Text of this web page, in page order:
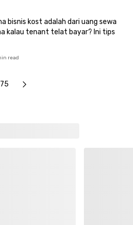
bisnis kost adalah dari uang sewa
kalau tenant telat bayar? Ini tips
read
75